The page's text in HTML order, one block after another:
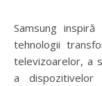
Samsung
tehnologii
televizoarelor, a
a